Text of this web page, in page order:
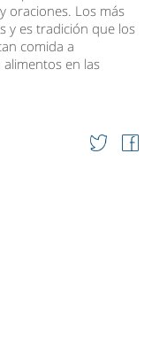
oraciones. Los más
y es tradición que los
comida a
en las